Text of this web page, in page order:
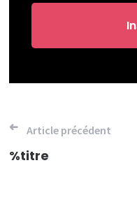
Navigation
de
Article précédent
%titre